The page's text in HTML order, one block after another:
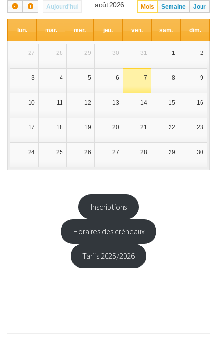
Aujourd'hui Mois Semaine Jour
août 2026
lun. mar. mer. jeu. ven. sam. dim.
27 28 29 30 31 1 2
3 4 5 6 7 8 9
10 11 12 13 14 15 16
17 18 19 20 21 22 23
24 25 26 27 28 29 30
Inscriptions
Horaires des créneaux
Tarifs 2025/2026